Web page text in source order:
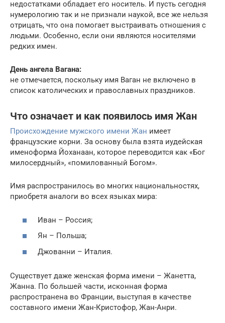
недостатками обладает его носитель. И пусть сегодня
нумерологию так и не признали наукой, все же нельзя
отрицать, что она помогает выстраивать отношения с
людьми. Особенно, если они являются носителями
редких имен.
День ангела Вагана:
не отмечается, поскольку имя Ваган не включено в
список католических и православных праздников.
Что означает и как появилось имя Жан
Происхождение мужского имени Жан имеет
французские корни. За основу была взята иудейская
именоформа Йоханаан, которое переводится как «Бог
милосердный», «помилованный Богом».
Имя распространилось во многих национальностях,
приобретя аналоги во всех языках мира:
Иван – Россия;
Ян – Польша;
Джованни – Италия.
Существует даже женская форма имени – Жанетта,
Жанна. По большей части, исконная форма
распространена во Франции, выступая в качестве
составного имени Жан-Кристофор, Жан-Анри.